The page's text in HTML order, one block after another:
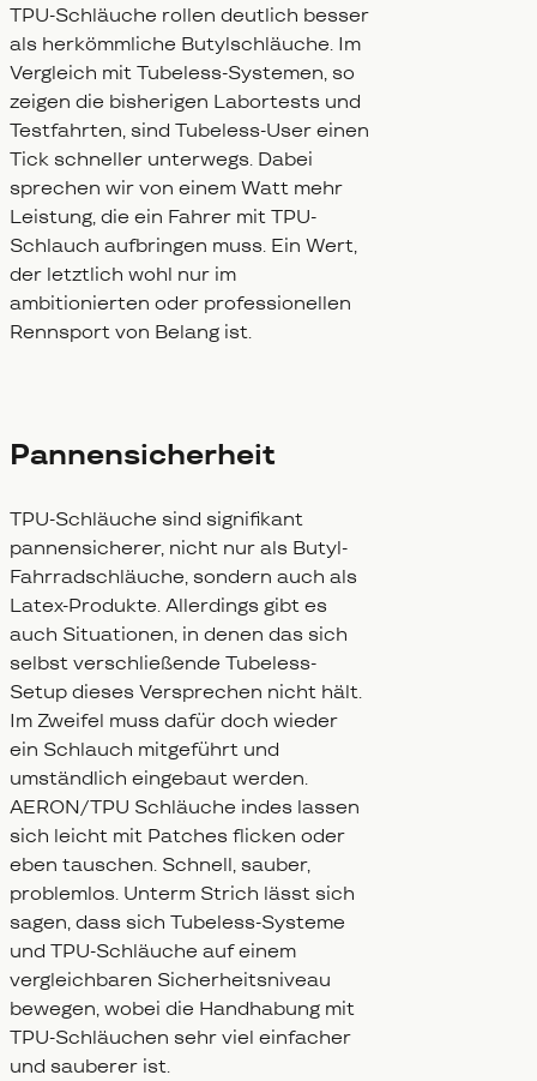
TPU-Schläuche rollen deutlich besser
als herkömmliche Butylschläuche. Im
Vergleich mit Tubeless-Systemen, so
zeigen die bisherigen Labortests und
Testfahrten, sind Tubeless-User einen
Tick schneller unterwegs. Dabei
sprechen wir von einem Watt mehr
Leistung, die ein Fahrer mit TPU-
Schlauch aufbringen muss. Ein Wert,
der letztlich wohl nur im
ambitionierten oder professionellen
Rennsport von Belang ist.
Pannensicherheit
TPU-Schläuche sind signifikant
pannensicherer, nicht nur als Butyl-
Fahrradschläuche, sondern auch als
Latex-Produkte. Allerdings gibt es
auch Situationen, in denen das sich
selbst verschließende Tubeless-
Setup dieses Versprechen nicht hält.
Im Zweifel muss dafür doch wieder
ein Schlauch mitgeführt und
umständlich eingebaut werden.
AERON/TPU Schläuche indes lassen
sich leicht mit Patches flicken oder
eben tauschen. Schnell, sauber,
problemlos. Unterm Strich lässt sich
sagen, dass sich Tubeless-Systeme
und TPU-Schläuche auf einem
vergleichbaren Sicherheitsniveau
bewegen, wobei die Handhabung mit
TPU-Schläuchen sehr viel einfacher
und sauberer ist.